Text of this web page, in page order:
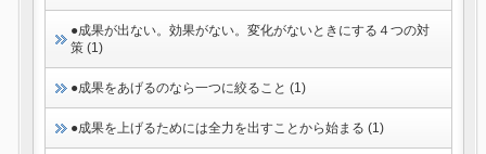
●成果が出ない。効果がない。変化がないときにする４つの対
策 (1)
●成果をあげるのなら一つに絞ること (1)
●成果を上げるためには全力を出すことから始まる (1)